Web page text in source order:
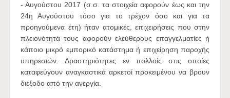
- Αυγούστου 2017 (σ.σ. τα στοιχεία αφορούν έως και την
24η Αυγούστου τόσο για το τρέχον όσο και για τα
προηγούμενα έτη) ήταν ατομικές, επιχειρήσεις που στην
πλειονότητά τους αφορούν ελεύθερους επαγγελματίες ή
κάποιο μικρό εμπορικό κατάστημα ή επιχείρηση παροχής
υπηρεσιών. Δραστηριότητες εν πολλοίς στις οποίες
καταφεύγουν αναγκαστικά αρκετοί προκειμένου να βρουν
διέξοδο από την ανεργία.